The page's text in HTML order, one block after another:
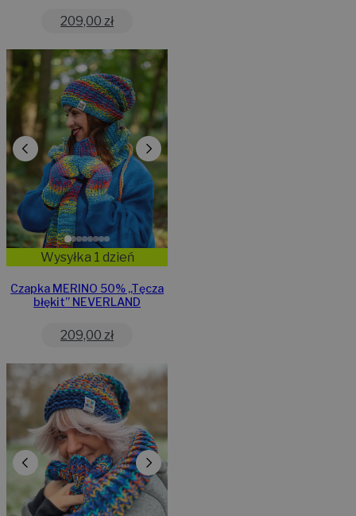
209,00 zł
Wysyłka 1 dzień
Czapka MERINO 50% ,,Tęcza
błękit” NEVERLAND
209,00 zł